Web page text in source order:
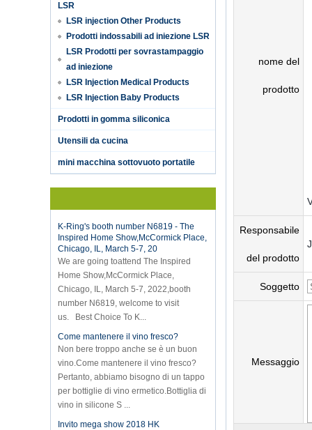
LSR
LSR injection Other Products
Prodotti indossabili ad iniezione LSR
LSR Prodotti per sovrastampaggio
ad iniezione
LSR Injection Medical Products
LSR Injection Baby Products
Prodotti in gomma siliconica
Utensili da cucina
mini macchina sottovuoto portatile
Hot selling products
Hot selling products :portable mini
vacuum sealer 1) For the vacuum
sealer, we have two versions, updated
Inspired Home Show,McCormick Place,
Chicago, IL, March 5-7, 20
We are going toattend The Inspired
Home Show,McCormick Place,
Chicago, IL, March 5-7, 2022,booth
number N6819, welcome to visit
us. Best Choice To K...
Non bere troppo anche se è un buon
vino.Come mantenere il vino fresco?
Pertanto, abbiamo bisogno di un tappo
per bottiglie di vino ermetico.Bottiglia di
vino in silicone S ...
Saremo presenti a Hong Kong Mega
nome del
prodotto
Responsabile
del prodotto
Soggetto
Messaggio